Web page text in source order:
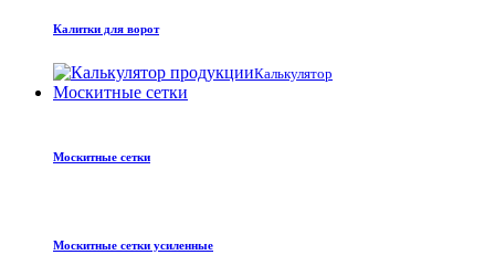
Калитки для ворот
Калькулятор
Москитные сетки
Москитные сетки
Москитные сетки усиленные